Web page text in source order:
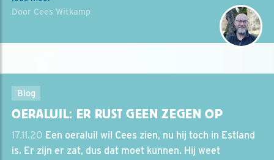
Door Cees Witkamp
Blog
OERALUIL: ER RUST GEEN ZEGEN OP
17.11.20 Een oeraluil wil Cees zien, nu hij toch in Estland
is. Er zijn er zat, dus dat moet kunnen. Hij weet